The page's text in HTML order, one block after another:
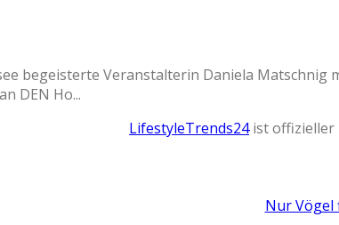
begeisterte Veranstalterin Daniela Matschnig
DEN Ho...
LifestyleTrends24ist offizieller
Nur Vögel